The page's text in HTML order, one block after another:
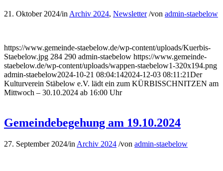
21. Oktober 2024/in Archiv 2024, Newsletter /von admin-staebelow
https://www.gemeinde-staebelow.de/wp-content/uploads/Kuerbis-
Staebelow.jpg 284 290 admin-staebelow https://www.gemeinde-
staebelow.de/wp-content/uploads/wappen-staebelow1-320x194.png
admin-staebelow2024-10-21 08:04:142024-12-03 08:11:21Der
Kulturverein Stäbelow e.V. lädt ein zum KÜRBISSCHNITZEN am
Mittwoch – 30.10.2024 ab 16:00 Uhr
Gemeindebegehung am 19.10.2024
27. September 2024/in Archiv 2024 /von admin-staebelow